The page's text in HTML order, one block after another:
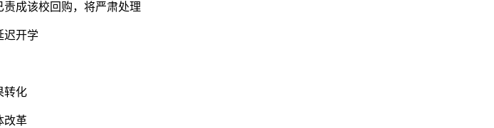
成该校回购，将严肃处理
迟开学
转化
改革